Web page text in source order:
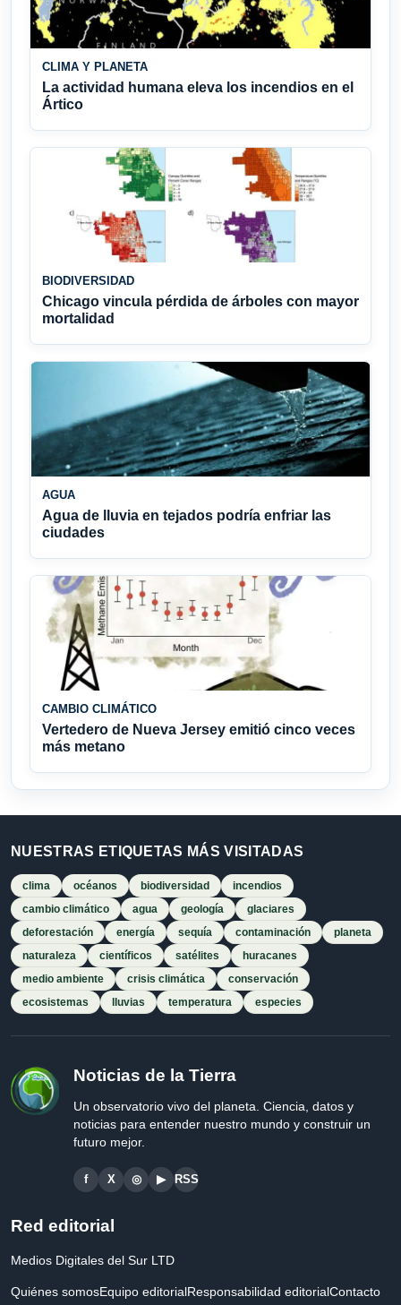
CLIMA Y PLANETA
La actividad humana eleva los incendios en el
Ártico
BIODIVERSIDAD
Chicago vincula pérdida de árboles con mayor
mortalidad
AGUA
Agua de lluvia en tejados podría enfriar las
ciudades
CAMBIO CLIMÁTICO
Vertedero de Nueva Jersey emitió cinco veces
más metano
NUESTRAS ETIQUETAS MÁS VISITADAS
clima océanos biodiversidad
incendios
cambio climático
agua geología
glaciares
deforestación
energía sequía contaminación
planeta
naturaleza
científicos satélites
huracanes
medio ambiente
crisis climática
conservación
ecosistemas
lluvias temperatura especies
Noticias de la Tierra
Un observatorio vivo del planeta. Ciencia, datos y
noticias para entender nuestro mundo y construir un
futuro mejor.
f X ◎ ▶ RSS
Red editorial
Medios Digitales del Sur LTD
Quiénes somosEquipo editorialResponsabilidad editorialContacto